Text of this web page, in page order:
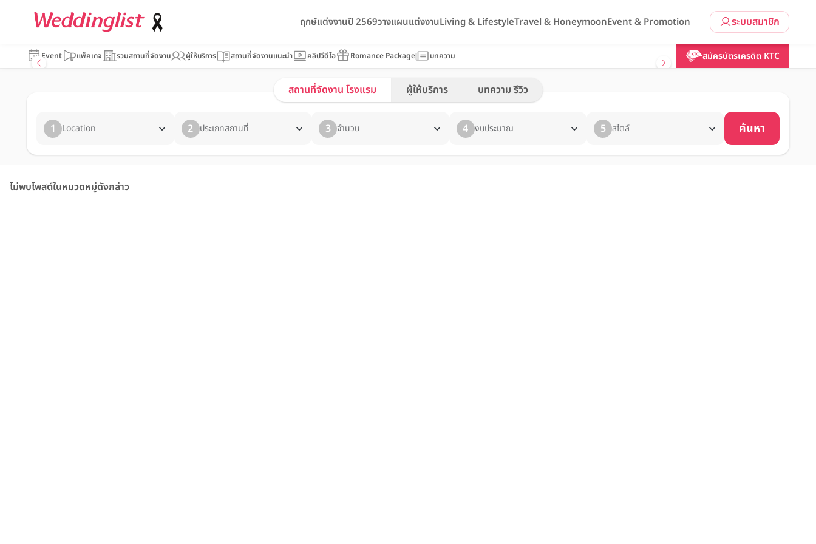
ระบบสมาชิก
ฤกษ์แต่งงานปี 2569วางแผนแต่งงานLiving & LifestyleTravel & HoneymoonEvent & Promotion
Event แพ็คเกจ รวมสถานที่จัดงาน ผู้ให้บริการ สถานที่จัดงานแนะนำ คลิปวีดีโอ Romance Package บทความ สมัครบัตรเครดิต KTC
สถานที่จัดงาน โรงแรม ผู้ให้บริการ บทความ รีวิว
1 Location 2 ประเภทสถานที่ 3 จำนวน 4 งบประมาณ 5 สไตล์ ค้นหา
ไม่พบโพสต์ในหมวดหมู่ดังกล่าว